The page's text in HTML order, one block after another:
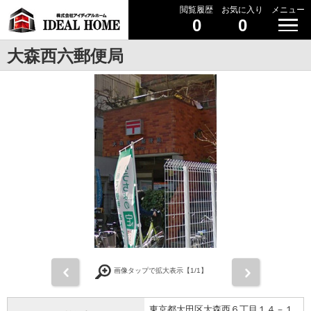
閲覧履歴
0
お気に入り
0
メニュー
大森西六郵便局
画像タップで拡大表示【1/1】